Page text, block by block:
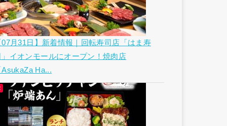
07月31日】新着情報｜回転寿司店「はま寿
」イオンモールにオープン！焼肉店
AsukaZa Ha...